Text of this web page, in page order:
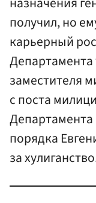
получил, но
карьерный
заместителя
с поста
порядка
за